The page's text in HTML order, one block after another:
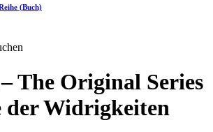
(Buch)
The Original Series
der Widrigkeiten